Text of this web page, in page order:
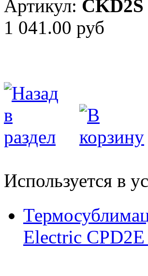
Артикул: CKD2S
1 041.00 руб
Используется в
Electric